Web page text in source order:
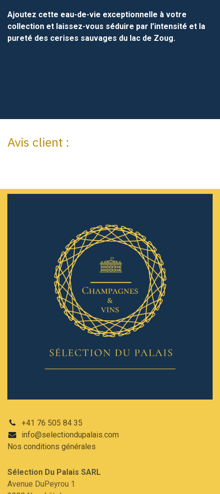
Ajoutez cette eau-de-vie exceptionnelle à votre
collection et laissez-vous séduire par l’intensité et la
pureté des cerises sauvages du lac de Zoug.
Avis client :
+41 76 505 84 35
info@selectiondupalais.com
Nos conditions générales
Sélection Du Palais SARL​
Avenue DuPeyrou 1